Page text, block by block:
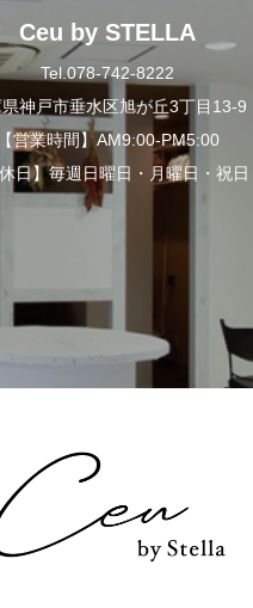
Ceu by STELLA
Tel.078-742-8222
神戸市垂水区旭が丘3丁目13-9
営業時間】AM9:00-PM5:00
休日】毎週日曜日・月曜日・祝日